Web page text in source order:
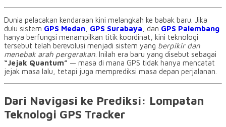
Dunia pelacakan kendaraan kini melangkah ke babak baru. Jika
dulu sistem GPS Medan GPS Surabaya , dan GPS Palembang
hanya berfungsi menampilkan titik koordinat, kini teknologi
tersebut telah berevolusi menjadi sistem yang berpikir dan
menebak arah pergerakan . Inilah era baru yang disebut sebagai
“Jejak Quantum” — masa di mana GPS tidak hanya mencatat
jejak masa lalu, tetapi juga memprediksi masa depan perjalanan.
Dari Navigasi ke Prediksi: Lompatan
Teknologi GPS Tracker